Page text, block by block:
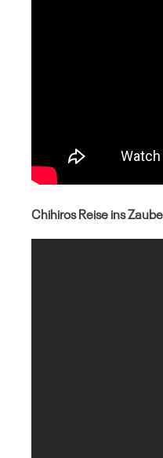
Chihiros Reise ins